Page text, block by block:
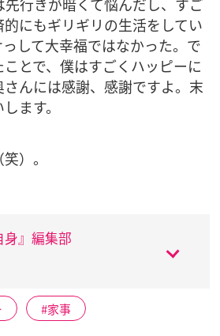
行きが暗くて悩んだし、すご
にもギリギリの生活をしてい
して大幸福ではなかった。で
とで、僕はすごくハッピーに
んには感謝、感謝ですよ。末
ます。
）。
身』編集部
家事